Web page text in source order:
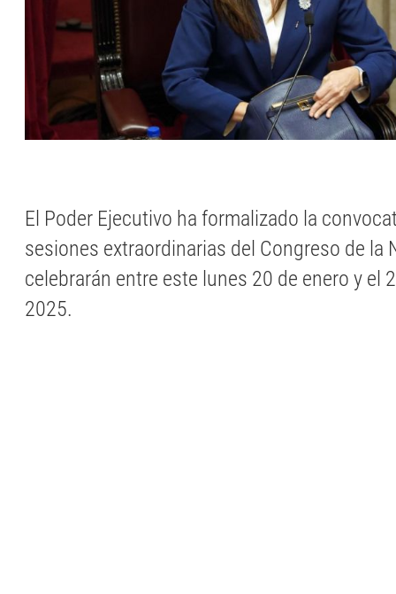
El Poder Ejecutivo ha formalizado la
sesiones extraordinarias del Congreso de la
celebrarán entre este lunes 20 de enero y el
2025.